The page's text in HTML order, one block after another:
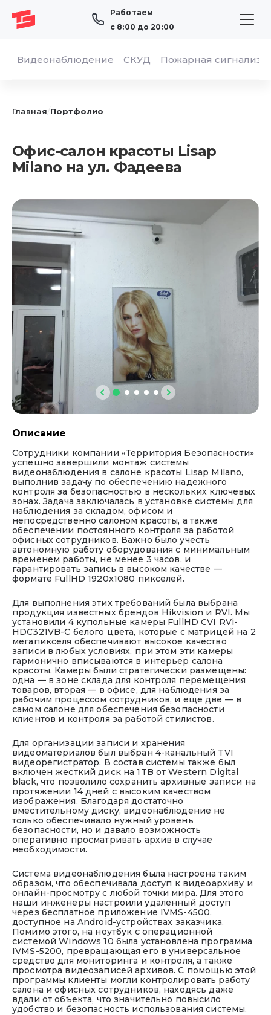
Работаем
с 8:00 до 20:00
Видеонаблюдение СКУД Пожарная
Главная /Портфолио
Офис-салон красоты Lisap
Milano на ул. Фадеева
Описание
Сотрудники компании «Территория Безопасности»
успешно завершили монтаж системы
видеонаблюдения в салоне красоты Lisap Milano,
выполнив задачу по обеспечению надежного
контроля за безопасностью в нескольких ключевых
зонах. Задача заключалась в установке системы для
наблюдения за складом, офисом и
непосредственно салоном красоты, а также
обеспечении постоянного контроля за работой
офисных сотрудников. Важно было учесть
автономную работу оборудования с минимальным
временем работы, не менее 3 часов, и
гарантировать запись в высоком качестве —
формате FullHD 1920x1080 пикселей.
Для выполнения этих требований была выбрана
продукция известных брендов Hikvision и RVI. Мы
установили 4 купольные камеры FullHD CVI RVi-
HDC321VB-С белого цвета, которые с матрицей на 2
мегапикселя обеспечивают высокое качество
записи в любых условиях, при этом эти камеры
гармонично вписываются в интерьер салона
красоты. Камеры были стратегически размещены:
одна — в зоне склада для контроля перемещения
товаров, вторая — в офисе, для наблюдения за
рабочим процессом сотрудников, и еще две — в
самом салоне для обеспечения безопасности
клиентов и контроля за работой стилистов.
Для организации записи и хранения
видеоматериалов был выбран 4-канальный TVI
видеорегистратор. В состав системы также был
включен жесткий диск на 1TB от Western Digital
black, что позволило сохранить архивные записи на
протяжении 14 дней с высоким качеством
изображения. Благодаря достаточно
вместительному диску, видеонаблюдение не
только обеспечивало нужный уровень
безопасности, но и давало возможность
оперативно просматривать архив в случае
необходимости.
Система видеонаблюдения была настроена таким
образом, что обеспечивала доступ к видеоархиву и
онлайн-просмотру с любой точки мира. Для этого
наши инженеры настроили удаленный доступ
через бесплатное приложение IVMS-4500,
доступное на Android-устройствах заказчика.
Помимо этого, на ноутбук с операционной
системой Windows 10 была установлена программа
IVMS-5200, превращающая его в универсальное
средство для мониторинга и контроля, а также
просмотра видеозаписей архивов. С помощью этой
программы клиенты могли контролировать работу
салона и офисных сотрудников, находясь даже
вдали от объекта, что значительно повысило
удобство и безопасность использования системы.
Ваше сообщение успешно отправлено!
Скоро мы свяжемся с вами
ОТПРАВИТЬ
Я даю согласие на обработку персональных
данных в соответствии с
обработки персональных данных»